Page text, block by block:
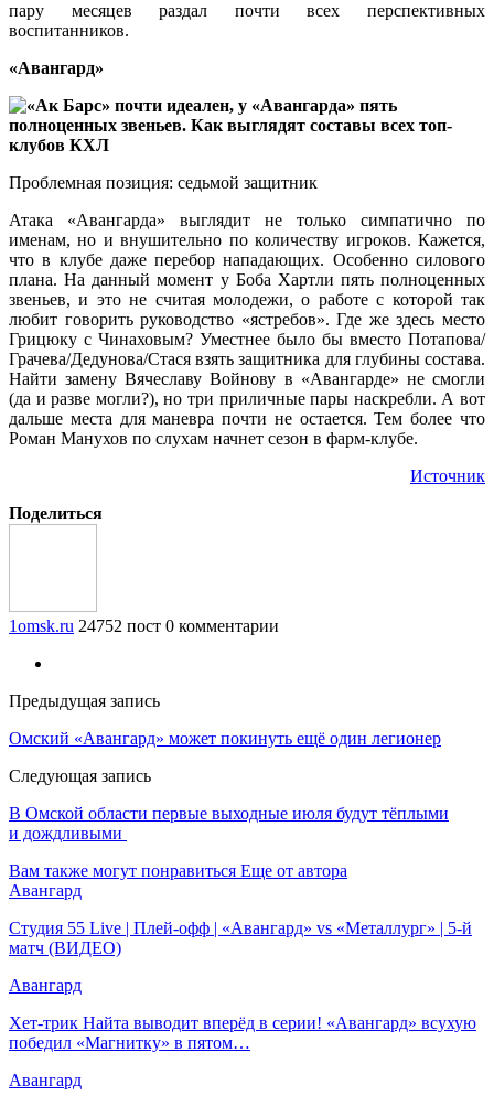
пару месяцев раздал почти всех перспективных
воспитанников.
«Авангард»
Проблемная позиция: седьмой защитник
Атака «Авангарда» выглядит не только симпатично по
именам, но и внушительно по количеству игроков. Кажется,
что в клубе даже перебор нападающих. Особенно силового
плана. На данный момент у Боба Хартли пять полноценных
звеньев, и это не считая молодежи, о работе с которой так
любит говорить руководство «ястребов». Где же здесь место
Грицюку с Чинаховым? Уместнее было бы вместо Потапова/
Грачева/Дедунова/Стася взять защитника для глубины состава.
Найти замену Вячеславу Войнову в «Авангарде» не смогли
(да и разве могли?), но три приличные пары наскребли. А вот
дальше места для маневра почти не остается. Тем более что
Роман Манухов по слухам начнет сезон в фарм-клубе.
Источник
Поделиться
1omsk.ru 24752 пост 0 комментарии
Предыдущая запись
Омский «Авангард» может покинуть ещё один легионер
Следующая запись
В Омской области первые выходные июля будут тёплыми
и дождливыми
Вам также могут понравиться Еще от автора
Авангард
Студия 55 Live | Плей-офф | «Авангард» vs «Металлург» | 5-й
матч (ВИДЕО)
Авангард
Хет-трик Найта выводит вперёд в серии! «Авангард» всухую
победил «Магнитку» в пятом…
Авангард